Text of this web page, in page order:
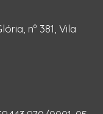
nº 381, Vila